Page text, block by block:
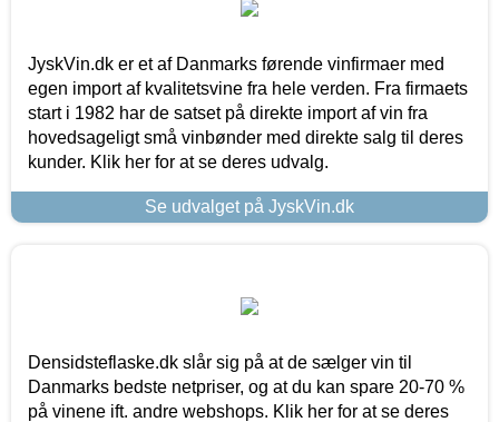
JyskVin.dk er et af Danmarks førende vinfirmaer med
egen import af kvalitetsvine fra hele verden. Fra firmaets
start i 1982 har de satset på direkte import af vin fra
hovedsageligt små vinbønder med direkte salg til deres
kunder. Klik her for at se deres udvalg.
Se udvalget på JyskVin.dk
Densidsteflaske.dk slår sig på at de sælger vin til
Danmarks bedste netpriser, og at du kan spare 20-70 %
på vinene ift. andre webshops. Klik her for at se deres